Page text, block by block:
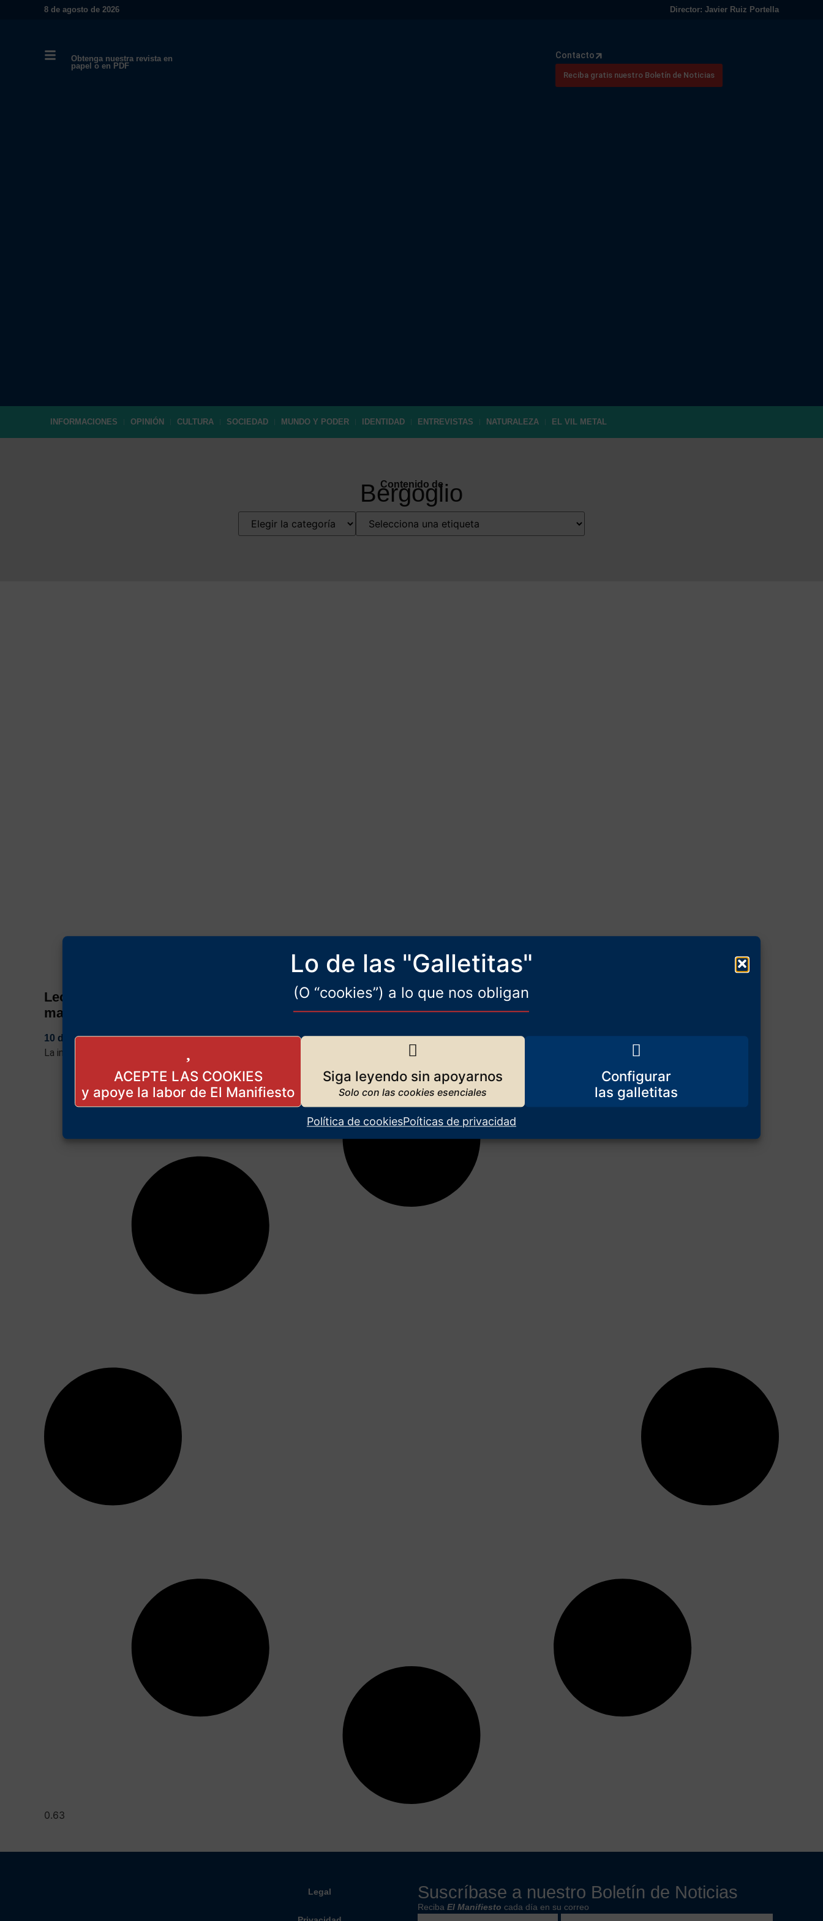
Lo de las "Galletitas"
(O “cookies”) a lo que nos obligan
ACEPTE LAS COOKIES Siga leyendo sin apoyarnos Configurar
Política de cookiesPoíticas de privacidad
8 de agosto de 2026 Director: Javier Ruiz Portella
Obtenga nuestra revista en
papel o en PDF
Contacto
Reciba gratis nuestro Boletín de Noticias
INFORMACIONES OPINIÓN CULTURA SOCIEDAD MUNDO Y PODER IDENTIDAD ENTREVISTAS NATURALEZA EL VIL METAL
Contenido de
Bergoglio
León XIV: ¿un mal menor…­ o
mayor?
10 de mayo de 2025
La intriga con las que se evitó (parece) lo peor.
Legal Suscríbase a nuestro Boletín de Noticias
Reciba El Manifiesto cada día en su correo